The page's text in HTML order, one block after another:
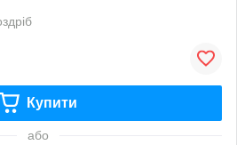
Купити
або